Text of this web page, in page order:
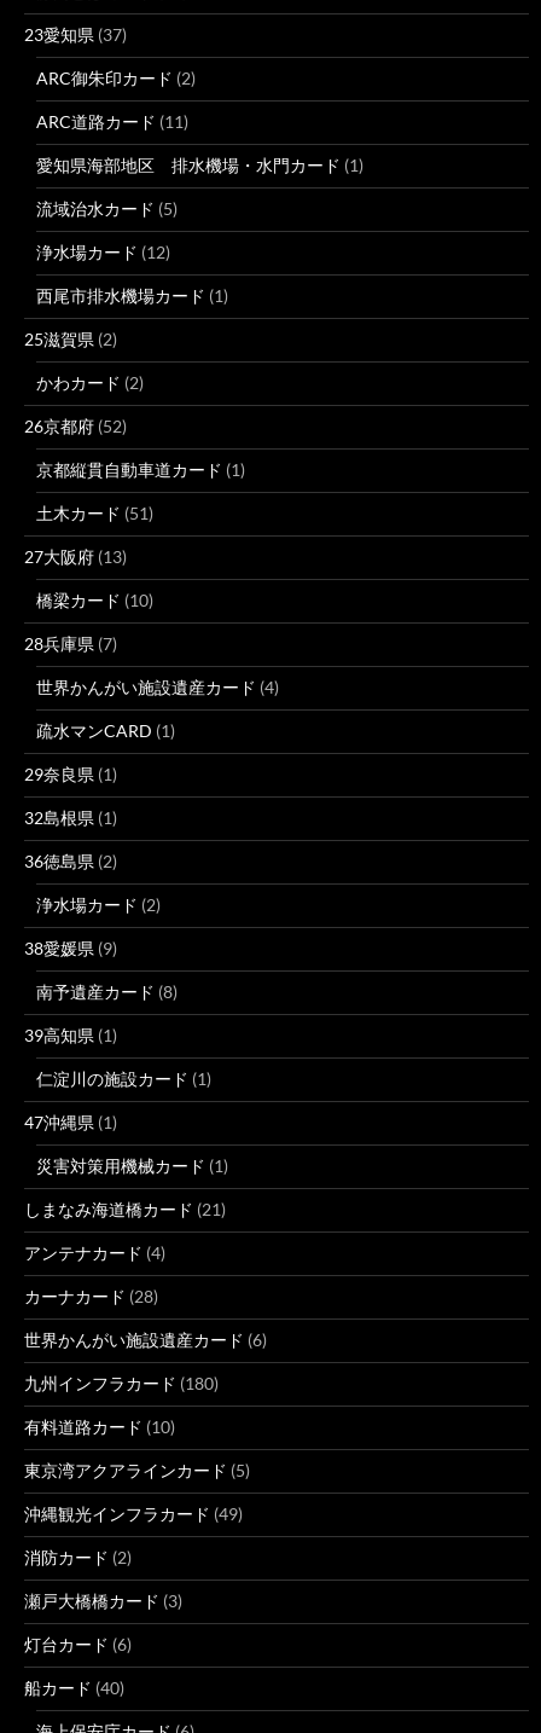
23愛知県 (37)
ARC御朱印カード (2)
ARC道路カード (11)
愛知県海部地区 排水機場・水門カード (1)
流域治水カード (5)
浄水場カード (12)
西尾市排水機場カード (1)
25滋賀県 (2)
かわカード (2)
26京都府 (52)
京都縦貫自動車道カード (1)
土木カード (51)
27大阪府 (13)
橋梁カード (10)
28兵庫県 (7)
世界かんがい施設遺産カード (4)
疏水マンCARD (1)
29奈良県 (1)
32島根県 (1)
36徳島県 (2)
浄水場カード (2)
38愛媛県 (9)
南予遺産カード (8)
39高知県 (1)
仁淀川の施設カード (1)
47沖縄県 (1)
災害対策用機械カード (1)
しまなみ海道橋カード (21)
アンテナカード (4)
カーナカード (28)
世界かんがい施設遺産カード (6)
九州インフラカード (180)
有料道路カード (10)
東京湾アクアラインカード (5)
沖縄観光インフラカード (49)
消防カード (2)
瀬戸大橋橋カード (3)
灯台カード (6)
船カード (40)